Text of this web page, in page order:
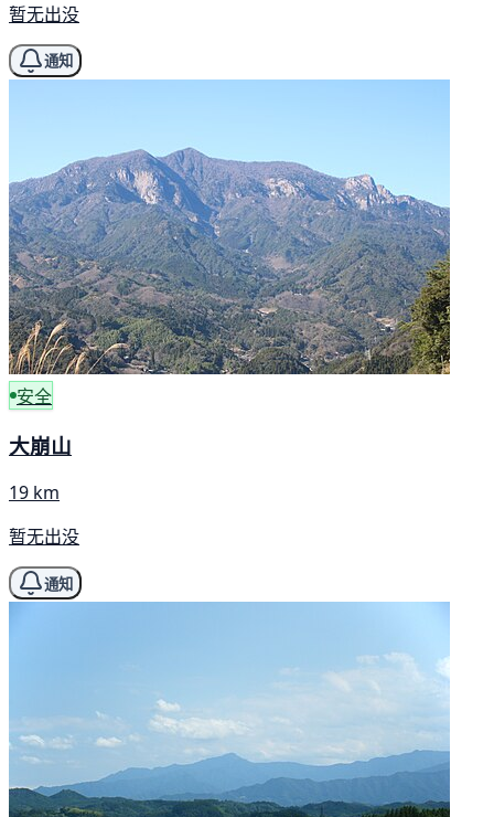
暂无出没
通知
安全
大崩山
19 km
暂无出没
通知